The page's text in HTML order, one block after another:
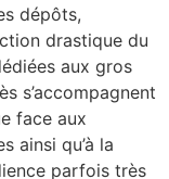
dépôts,
drastique du
aux gros
s’accompagnent
face aux
ainsi qu’à la
parfois très